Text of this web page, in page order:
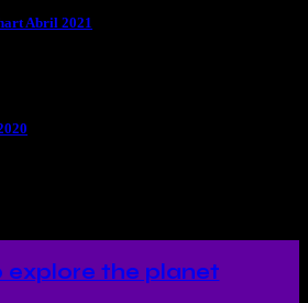
Abril 2021
explore the planet